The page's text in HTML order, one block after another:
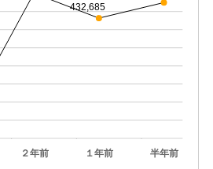
２年前 １年前 半年前
432,685